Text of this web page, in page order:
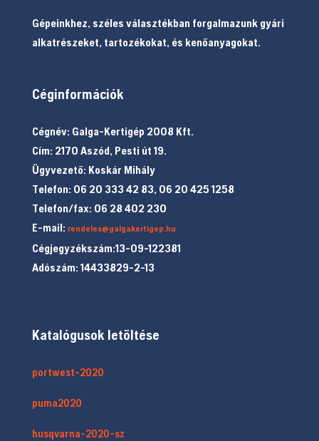
Gépeinkhez, széles választékban forgalmazunk gyári
alkatrészeket, tartozékokat, és kenőanyagokat.
Céginformációk
Cégnév: Galga-Kertigép 2008 Kft.
Cím: 2170 Aszód, Pesti út 19.
Ügyvezető: Koskár Mihály
Telefon: 06 20 333 42 83, 06 20 425 1258
Telefon/fax: 06 28 402 230
E-mail: rendeles@galgakertigep.hu
Cégjegyzékszám:13-09-122381
Adószám: 14433829-2-13
Katalógusok letöltése
portwest-2020
puma2020
husqvarna-2020-sz